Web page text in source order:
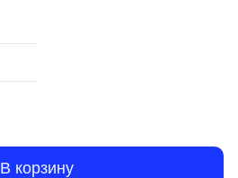
В корзину